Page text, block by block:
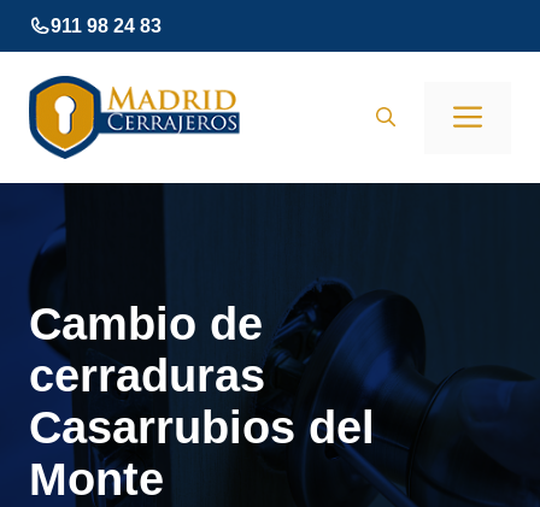
Saltar
al
contenido
911 98 24 83
Cambio de
cerraduras
Casarrubios del
Monte